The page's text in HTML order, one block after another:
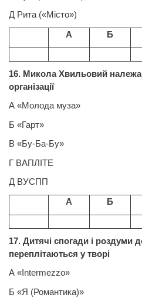
Д Рита («Місто»)
А
Б
16. Микола Хвильовий
організації
А «Молода муза»
Б «Гарт»
В «Бу-Ба-Бу»
Г ВАПЛІТЕ
Д ВУСПП
А
Б
17. Дитячі спогади і роздуми
переплітаються у творі
A «Intermezzo»
Б «Я (Романтика)»